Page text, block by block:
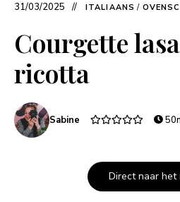
31/03/2025 ITALIAANS /
Courgette
ricotta
Sabine
Direct naar het